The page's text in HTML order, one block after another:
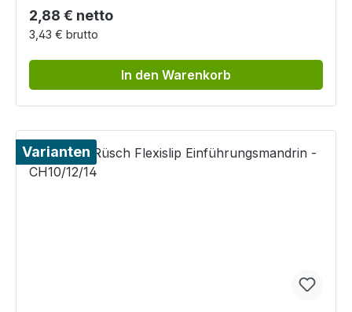
Regulärer Preis:
2,88 € netto
3,43 € brutto
In den Warenkorb
Varianten